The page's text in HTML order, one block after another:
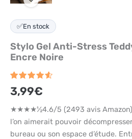
✅En stock
Stylo Gel Anti-Stress
Encre Noire
Noté 4.6
sur 5
sur
2493
notations
client
3,99€
★★★★½4.6/5 (2493 avis Amazon)
l’on aimerait pouvoir
bureau ou son espace d’étude.